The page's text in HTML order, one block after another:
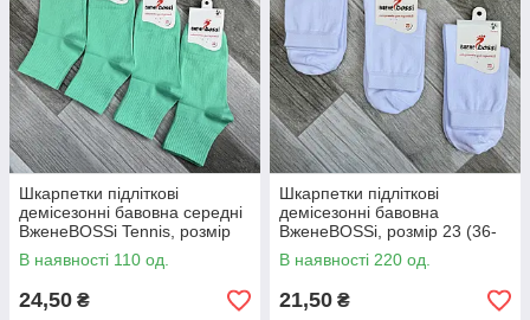
Шкарпетки підліткові
демісезонні бавовна середні
ВженеBOSSі Tennis, розмір
23 (36-38), м'ятні, 012889
В наявності 110 од.
24,50 ₴
Шкарпетки підліткові
демісезонні бавовна
ВженеBOSSі, розмір 23 (36-
38), білі, 012852
В наявності 220 од.
21,50 ₴